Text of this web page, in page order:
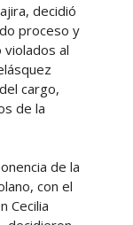
decidió
proceso y
violados al
cargo,
de la
de la
con el
Cecilia